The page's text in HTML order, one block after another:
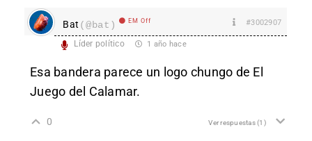
Bat (@bat) EM Off #3002907
Líder político 1 año hace
Esa bandera parece un logo chungo de El
Juego del Calamar.
0 Ver respuestas(1)